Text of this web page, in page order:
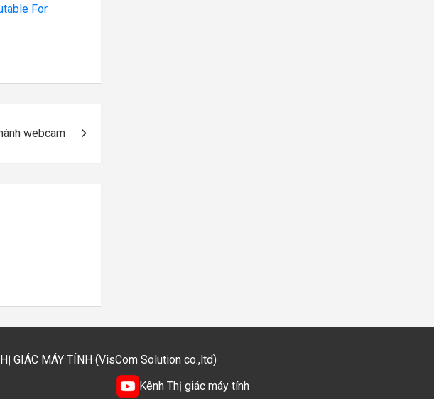
For
webcam
GIÁC MÁY TÍNH (VisCom Solution co.,ltd)
Kênh Thị giác máy tính